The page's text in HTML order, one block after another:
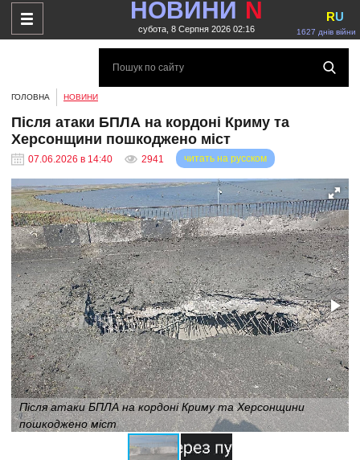
НОВИНИ N
субота, 8 Серпня 2026 02:16 1627 днів війни
RU
ГОЛОВНА НОВИНИ
Після атаки БПЛА на кордоні Криму та
Херсонщини пошкоджено міст
07.06.2026 в 14:40 2941 читать на русском
Після атаки БПЛА на кордоні Криму та Херсонщини
пошкоджено міст